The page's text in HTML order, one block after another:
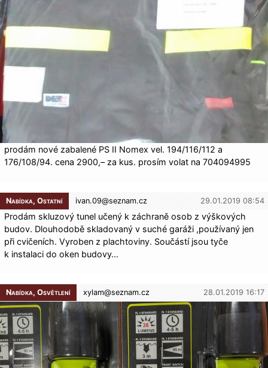
prodám nové zabalené PS II Nomex vel. 194/116/112 a
176/108/94. cena 2900,– za kus. prosím volat na 704094995
Nabídka, Ostatní ivan.09@seznam.cz 29.01.2019 08:54
Prodám skluzový tunel učený k záchraně osob z výškových
budov. Dlouhodobě skladovaný v suché garáži ,používaný jen
při cvičeních. Vyroben z plachtoviny. Součástí jsou tyče
k instalaci do oken budovy…
Nabídka, Osvětlení xylam@seznam.cz 28.01.2019 16:17